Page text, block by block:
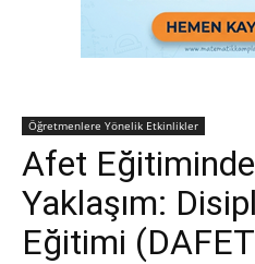
Öğretmenlere Yönelik Etkinlikler
Afet
Yaklaşım:
Eğitimi